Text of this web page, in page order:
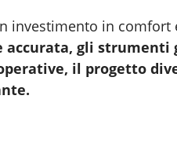
investimento in comfort
accurata, gli strumenti
il progetto